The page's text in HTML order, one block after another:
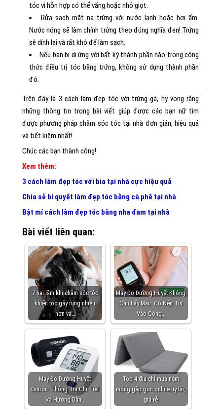
tóc vì hỗn hợp có thể văng hoặc nhỏ giọt.
Rửa sạch mặt nạ trứng với nước lạnh hoặc hơi ấm.
Nước nóng sẽ làm chính trứng theo đúng nghĩa đen! Trứng
sẽ dính lại và rất khó để làm sạch.
Nếu bạn bị dị ứng với bất kỳ thành phần nào trong công
thức điều trị tóc bằng trứng, không sử dụng thành phần
đó.
Trên đây là 3 cách làm đẹp tóc với trứng gà, hy vọng rằng
những thông tin trong bài viết giúp được các bạn nữ tìm
được phương pháp chăm sóc tóc tại nhà đơn giản, hiệu quả
và tiết kiệm nhất!
Chúc các bạn thành công!
Xem thêm:
3 cách làm đẹp tóc với bia tại nhà cực hiệu quả
Chia sẻ bí quyết làm đẹp tóc bằng cà phê tại nhà
Bật mí cách làm đẹp tóc bằng nha đam tại nhà
Bài viết liên quan:
7 sai lầm khi chăm sóc tóc
khiến tóc gãy rụng nhiều
hơn và…
Máy Đo Đường Huyết Không
Cần Lấy Máu: Có Nên Tin
Vào Công…
Máy Đo Đường Huyết
Omron: Thông Tin Chi Tiết
Và Hướng Dẫn…
Top 4 địa chỉ mua nệm
mỏng gấp gọn online uy tín,
giá rẻ